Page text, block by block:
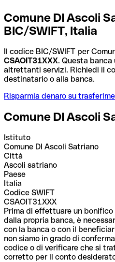
Comune DI Ascoli
BIC/SWIFT, Italia
Il codice BIC/SWIFT per
CSAOIT31XXX. Questa
altrettanti servizi. Richiedi il
destinatario o alla banca.
Risparmia denaro su
Comune DI Ascoli
Istituto
Comune DI Ascoli Satriano
Città
Ascoli satriano
Paese
Italia
Codice SWIFT
CSAOIT31XXX
Prima di effettuare un
dalla propria banca, è
con la banca o con il
non siamo in grado di
codice o di verificare che si
corretto per il conto